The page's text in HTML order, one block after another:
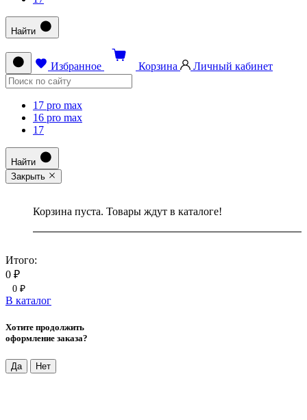
Найти
Избранное Корзина Личный кабинет
17 pro max
16 pro max
17
Найти
Закрыть
Корзина пуста. Товары ждут в каталоге!
Итого:
0 ₽
0 ₽
В каталог
Хотите продолжить
оформление заказа?
Да Нет